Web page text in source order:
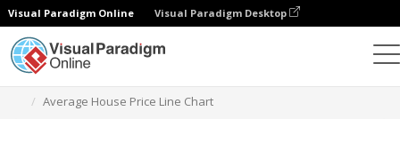
Visual Paradigm Online Visual Paradigm Desktop
Average House Price Line Chart